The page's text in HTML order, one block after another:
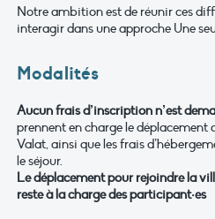
Notre ambition est de réunir ces
interagir dans une approche Une
Modalités
Aucun frais d’inscription n’est
prennent en charge le déplacement
Valat, ainsi que les frais
le séjour.
Le déplacement pour rejoindre la
reste à la charge des participant·es